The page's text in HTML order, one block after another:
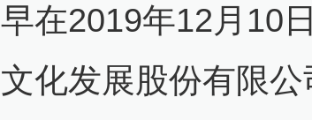
早在2019年12月10
文化发展股份有限公